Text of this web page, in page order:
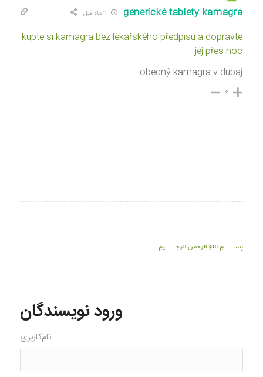
generické tablety kamagra
kupte si kamagra bez lékařského předpisu a dopravte
jej přes noc
obecný kamagra v dubaj
۰
﷽
ورود نویسندگان
نام‌کاربری